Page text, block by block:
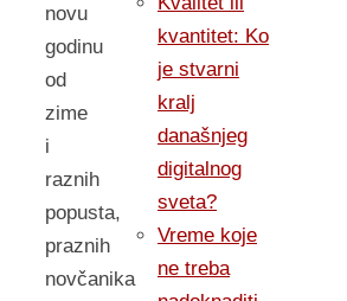
novu
godinu
od
zime
i
raznih
popusta,
praznih
novčanika
kvantitet: Ko
je stvarni
kralj
današnjeg
digitalnog
sveta?
Vreme koje
ne treba